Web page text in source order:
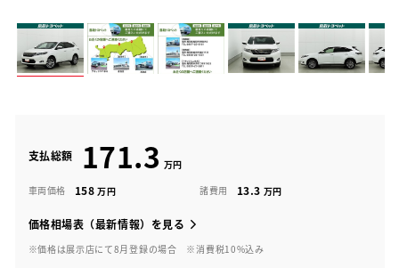
支払総額 171.3
車両価格 158 諸費用 13.3
価格相場表（最新情報）を見る
※価格は展示店にて8月登録の場合 ※消費税10%込み